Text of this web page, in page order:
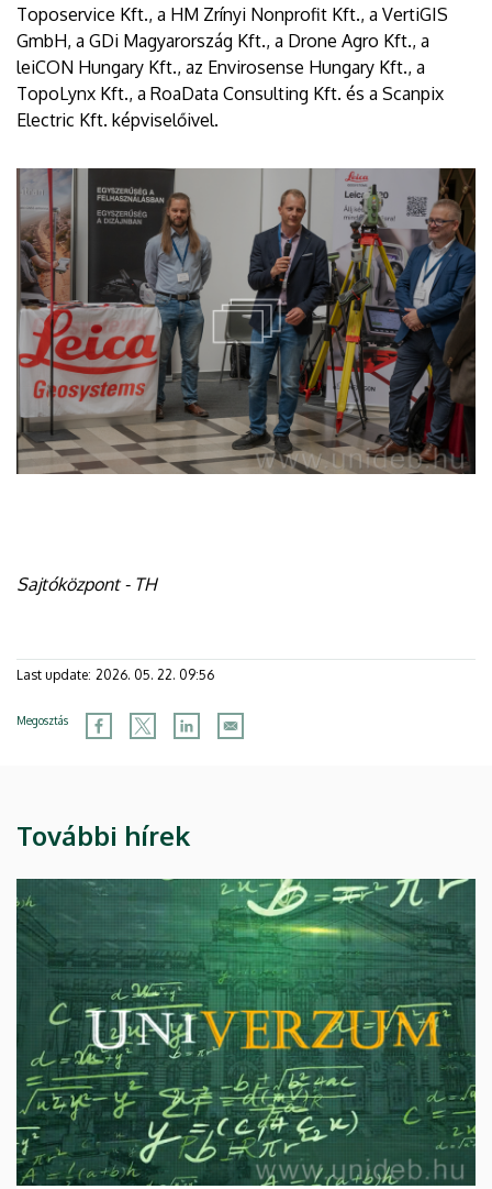
Toposervice Kft., a HM Zrínyi Nonprofit Kft., a VertiGIS
GmbH, a GDi Magyarország Kft., a Drone Agro Kft., a
leiCON Hungary Kft., az Envirosense Hungary Kft., a
TopoLynx Kft., a RoaData Consulting Kft. és a Scanpix
Electric Kft. képviselőivel.
Sajtóközpont - TH
Last update: 2026. 05. 22. 09:56
Megosztás
További hírek